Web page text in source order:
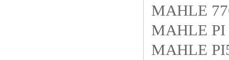
MAHLE
MAHLE PI
MAHLE